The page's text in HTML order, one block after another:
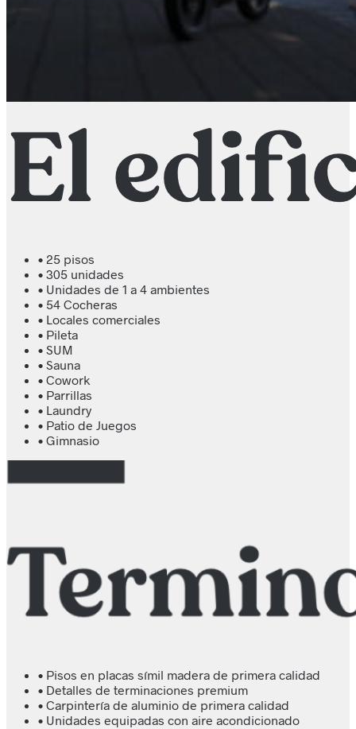
• 25 pisos
• 305 unidades
• Unidades de 1 a 4 ambientes
• 54 Cocheras
• Locales comerciales
• Pileta
• SUM
• Sauna
• Cowork
• Parrillas
• Laundry
• Patio de Juegos
• Gimnasio
• Pisos en placas símil madera de primera calidad
• Detalles de terminaciones premium
• Carpintería de aluminio de primera calidad
• Unidades equipadas con aire acondicionado